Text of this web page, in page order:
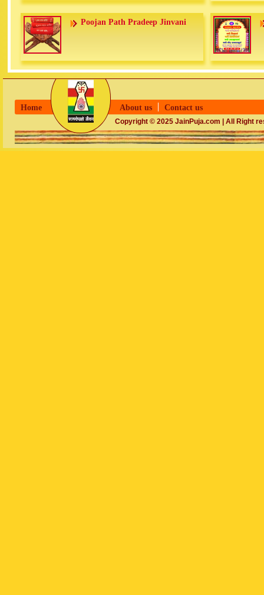
Poojan Path Pradeep Jinvani
Home About us Contact us
Copyright © 2025 JainPuja.com | All Right